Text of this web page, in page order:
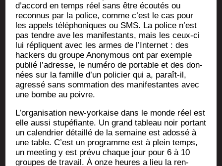
d’accord en temps réel sans être écou­tés ou
recon­nus par la police, comme c’est le cas pour
les appels télé­pho­niques ou SMS. La police n’est
pas tendre ave les mani­fes­tants, mais les ceux-ci
lui répliquent avec les armes de l’Internet : des
hackers du groupe Ano­ny­mous ont par exemple
publié l’adresse, le numé­ro de por­table et des don­
nées sur la famille d’un poli­cier qui a, paraît-il,
agres­sé sans som­ma­tion des mani­fes­tantes avec
une bombe au poivre.
L’organisation new-yor­kaise dans le monde réel est
elle aus­si stu­pé­fiante. Un grand tableau noir por­tant
un calen­drier détaillé de la semaine est ados­sé à
une table. C’est un pro­gramme est à plein temps,
un mee­ting y est pré­vu chaque jour pour 6 à 10
groupes de tra­vail. À onze heures a lieu la ren­